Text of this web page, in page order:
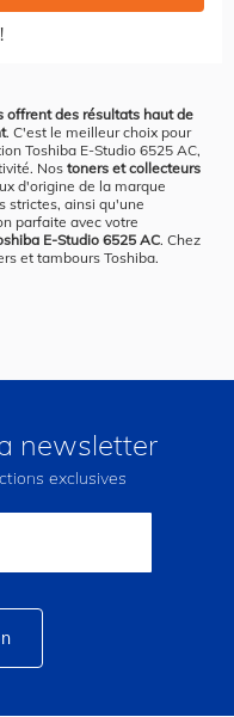
offrent des résultats haut de
. C'est le meilleur choix pour
Toshiba E-Studio 6525 AC,
Nos toners et collecteurs
d'origine de la marque
strictes, ainsi qu'une
parfaite avec votre
E-Studio 6525 AC. Chez
et tambours Toshiba.
newsletter
exclusives